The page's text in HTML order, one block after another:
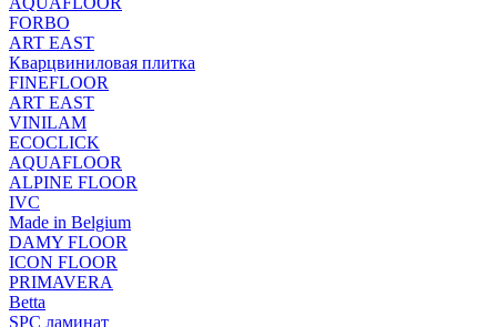
FORBO
ART EAST
Кварцвиниловая плитка
FINEFLOOR
ART EAST
VINILAM
ECOCLICK
AQUAFLOOR
ALPINE FLOOR
IVC
Made in Belgium
DAMY FLOOR
ICON FLOOR
PRIMAVERA
Betta
SPC ламинат